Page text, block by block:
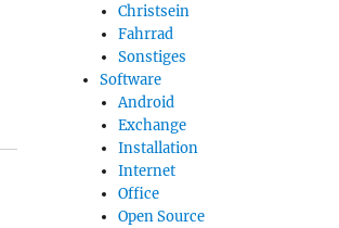
Christsein
Fahrrad
Sonstiges
Software
Android
Exchange
Installation
Internet
Office
Open Source